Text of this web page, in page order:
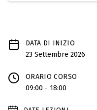
DATA DI INIZIO
23 Settembre 2026
ORARIO CORSO
09:00 - 18:00